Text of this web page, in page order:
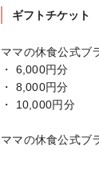
ギフトチケット
ママの休食公式ブ
・ 6,000円分
・ 8,000円分
・ 10,000円分
ママの休食公式ブ